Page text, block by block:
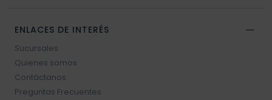
ENLACES DE INTERÉS
Sucursales
Quienes somos
Contáctanos
Preguntas Frecuentes